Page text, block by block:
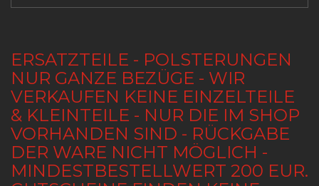
ERSATZTEILE - POLSTERUNGEN
NUR GANZE BEZÜGE - WIR
VERKAUFEN KEINE EINZELTEILE
& KLEINTEILE - NUR DIE IM SHOP
VORHANDEN SIND - RÜCKGABE
DER WARE NICHT MÖGLICH -
MINDESTBESTELLWERT 200 EUR.